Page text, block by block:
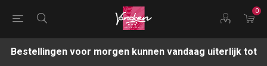
0
Bestellingen voor morgen kunnen vandaag uiterlijk tot